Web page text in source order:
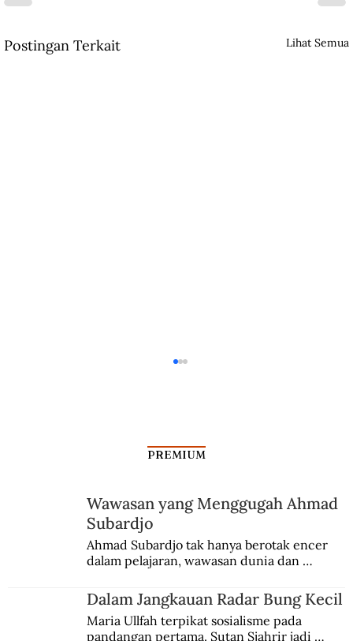
Postingan Terkait Lihat Semua
Dalam Jangkauan Radar Bung Kecil
PREMIUM
Wawasan yang Menggugah Ahmad
Subardjo
Ahmad Subardjo tak hanya berotak encer
dalam pelajaran, wawasan dunia dan
Jules Verne, Multatuli, hingga Sun Yat-sen.
Dalam Jangkauan Radar Bung Kecil
Maria Ullfah terpikat sosialisme pada
pandangan pertama. Sutan Sjahrir jadi